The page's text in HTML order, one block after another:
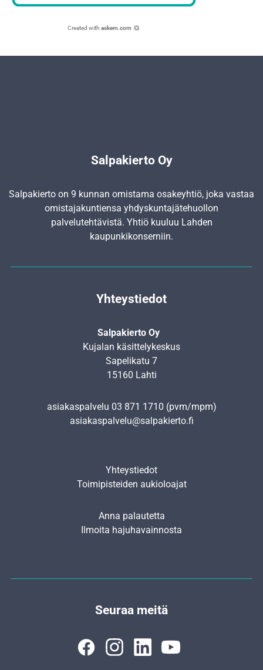
Created with askem.com
Salpakierto Oy
Salpakierto on 9 kunnan omistama osakeyhtiö, joka vastaa
omistajakuntiensa yhdyskunta­jätehuollon
palvelutehtävistä. Yhtiö kuuluu Lahden
kaupunkikonserniin.
Yhteystiedot
Salpakierto Oy
Kujalan käsittelykeskus
Sapelikatu 7
15160 Lahti
asiakaspalvelu 03 871 1710 (pvm/mpm)
asiakaspalvelu@salpakierto.fi
Yhteystiedot
Toimipisteiden aukioloajat
Anna palautetta
Ilmoita hajuhavainnosta
Seuraa meitä